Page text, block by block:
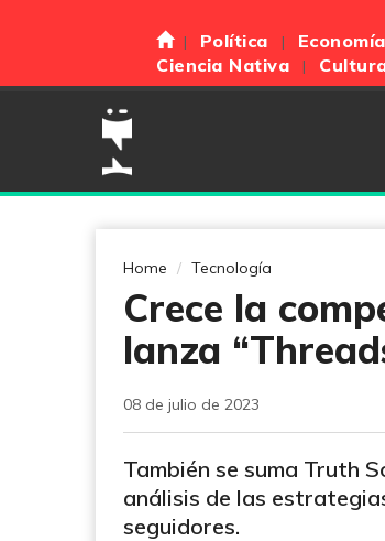
Política Economía
Ciencia Nativa
Home Tecnología
Crece la
lanza
08 de julio de 2023
También se suma Truth
análisis de las
seguidores.